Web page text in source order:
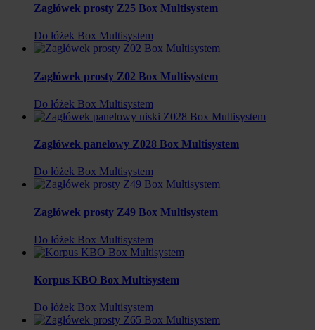
Zagłówek prosty Z25 Box Multisystem
Do łóżek Box Multisystem
Zagłówek prosty Z02 Box Multisystem
Do łóżek Box Multisystem
Zagłówek panelowy Z028 Box Multisystem
Do łóżek Box Multisystem
Zagłówek prosty Z49 Box Multisystem
Do łóżek Box Multisystem
Korpus KBO Box Multisystem
Do łóżek Box Multisystem